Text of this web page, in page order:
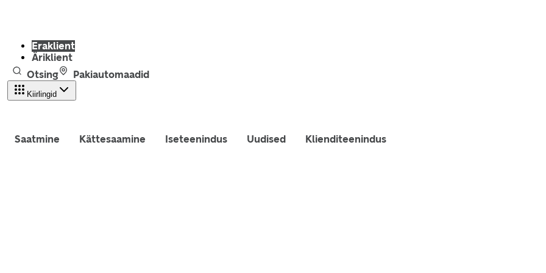
Eraklient
Äriklient
Otsing
Pakiautomaadid
Kiirlingid
Saatmine Kättesaamine Iseteenindus Uudised Klienditeenindus